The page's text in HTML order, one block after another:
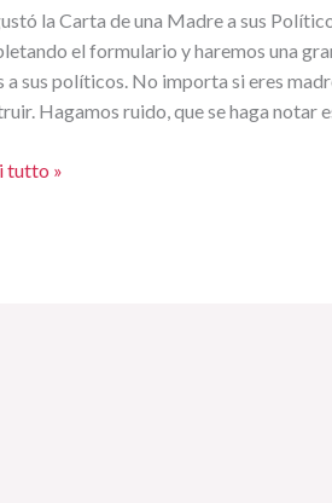
la Carta de una Madre a sus
el formulario y haremos una
a sus políticos. No importa si eres
Hagamos ruido, que se haga notar
tutto »